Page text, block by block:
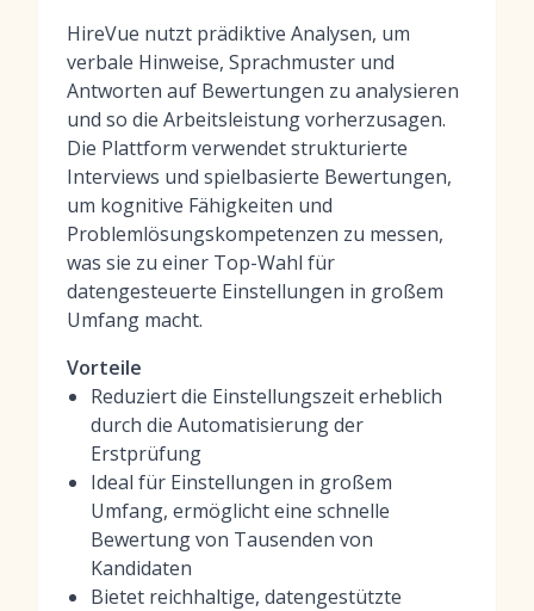
HireVue nutzt prädiktive Analysen, um
verbale Hinweise, Sprachmuster und
Antworten auf Bewertungen zu analysieren
und so die Arbeitsleistung vorherzusagen.
Die Plattform verwendet strukturierte
Interviews und spielbasierte Bewertungen,
um kognitive Fähigkeiten und
Problemlösungskompetenzen zu messen,
was sie zu einer Top-Wahl für
datengesteuerte Einstellungen in großem
Umfang macht.
Vorteile
Reduziert die Einstellungszeit erheblich
durch die Automatisierung der
Erstprüfung
Ideal für Einstellungen in großem
Umfang, ermöglicht eine schnelle
Bewertung von Tausenden von
Kandidaten
Bietet reichhaltige, datengestützte